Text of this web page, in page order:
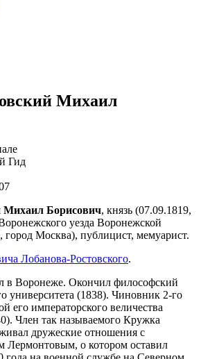
Михаил
Гид
Михаил Борисович, князь (07.09.1819,
уезда Воронежской
город Москва), публицист, мемуарист.
Лобанова-Ростовского.
в Воронеже. Окончил философский
университета (1838). Чиновник 2-го
его императорского величества
Член так называемого Кружка
дружеские отношения с
о котором оставил